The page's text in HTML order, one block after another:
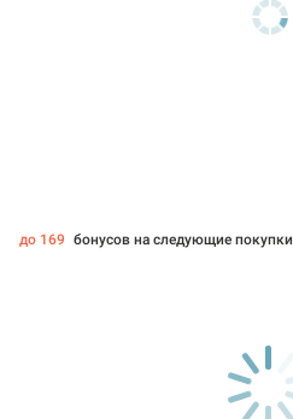
до 169 бонусов на следующие покупки